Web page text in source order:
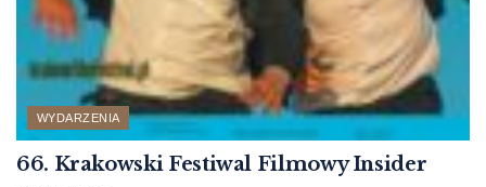
WYDARZENIA
66. Krakowski Festiwal Filmowy Insider